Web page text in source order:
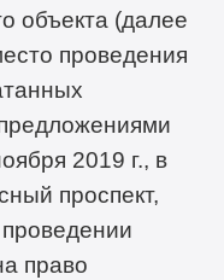
объекта (далее
проведения
2019 г., в
проспект,
право